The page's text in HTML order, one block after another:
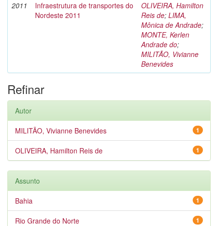
2011
Infraestrutura de transportes do
Nordeste 2011
OLIVEIRA, Hamilton
Reis de; LIMA,
Mônica de Andrade;
MONTE, Kerlen
Andrade do;
MILITÃO, Vivianne
Benevides
Refinar
Autor
1
MILITÃO, Vivianne Benevides
1
OLIVEIRA, Hamilton Reis de
Assunto
1
Bahia
1
Rio Grande do Norte